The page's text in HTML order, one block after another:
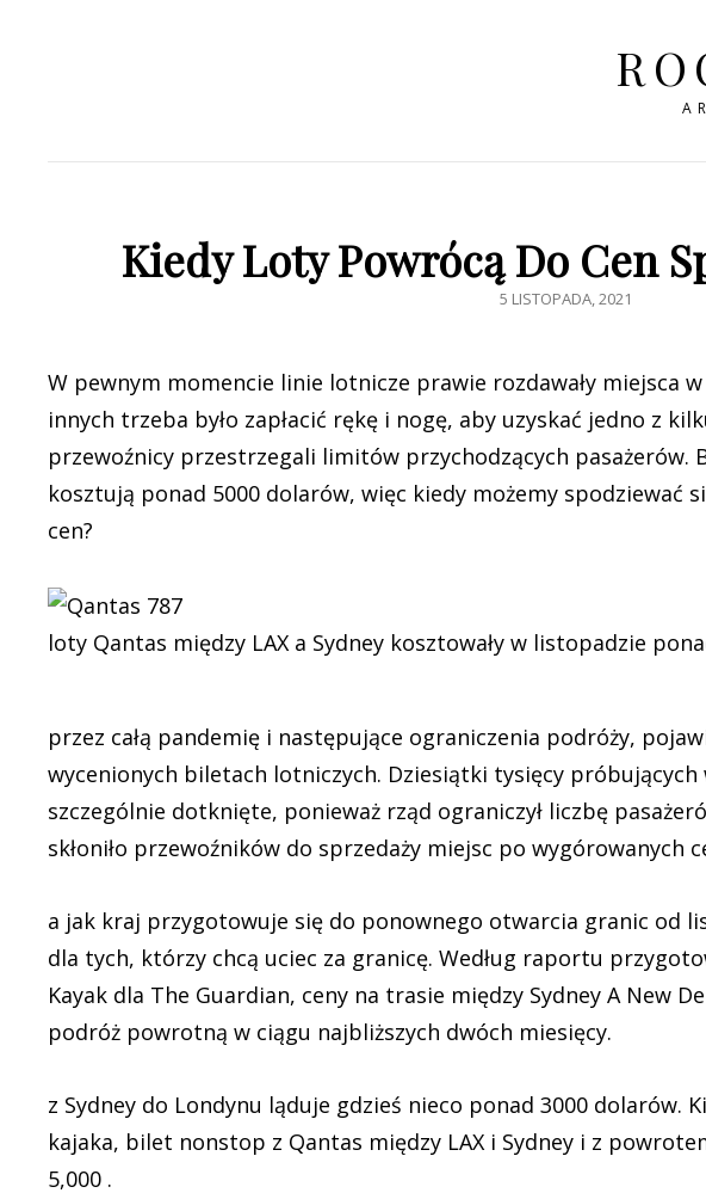
Kiedy Loty Powrócą Do Cen
POSTED
5 LISTOPADA, 2021
W pewnym momencie linie lotnicze prawie rozdawały miejsca
innych trzeba było zapłacić rękę i nogę, aby uzyskać jedno z
przewoźnicy przestrzegali limitów przychodzących pasażerów.
kosztują ponad 5000 dolarów, więc kiedy możemy spodziewać
cen?
loty Qantas między LAX a Sydney kosztowały w listopadzie
przez całą pandemię i następujące ograniczenia podróży,
wycenionych biletach lotniczych. Dziesiątki tysięcy próbujących
szczególnie dotknięte, ponieważ rząd ograniczył liczbę
skłoniło przewoźników do sprzedaży miejsc po wygórowanych
a jak kraj przygotowuje się do ponownego otwarcia granic od
dla tych, którzy chcą uciec za granicę. Według raportu
Kayak dla The Guardian, ceny na trasie między Sydney A New
podróż powrotną w ciągu najbliższych dwóch miesięcy.
z Sydney do Londynu ląduje gdzieś nieco ponad 3000 dolarów.
kajaka, bilet nonstop z Qantas między LAX i Sydney i z
5,000 .